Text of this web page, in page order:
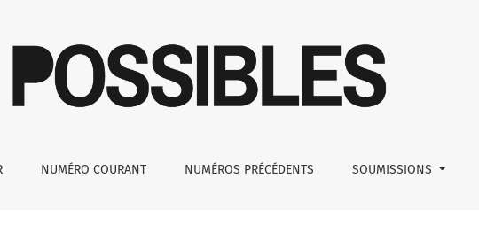
NUMÉRO COURANT NUMÉROS PRÉCÉDENTS SOUMISSIONS